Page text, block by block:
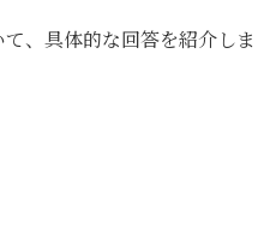
、具体的な回答を紹介しま